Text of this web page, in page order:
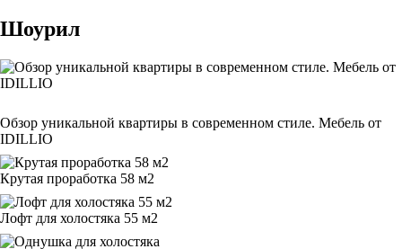
Шоурил
Обзор уникальной квартиры в современном стиле. Мебель от
IDILLIO
Крутая проработка 58 м2
Лофт для холостяка 55 м2